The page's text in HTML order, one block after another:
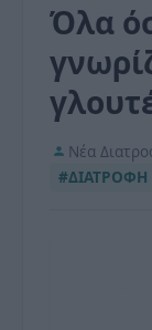
Όλα
Νέα
#ΔΙΑΤΡΟΦΗ